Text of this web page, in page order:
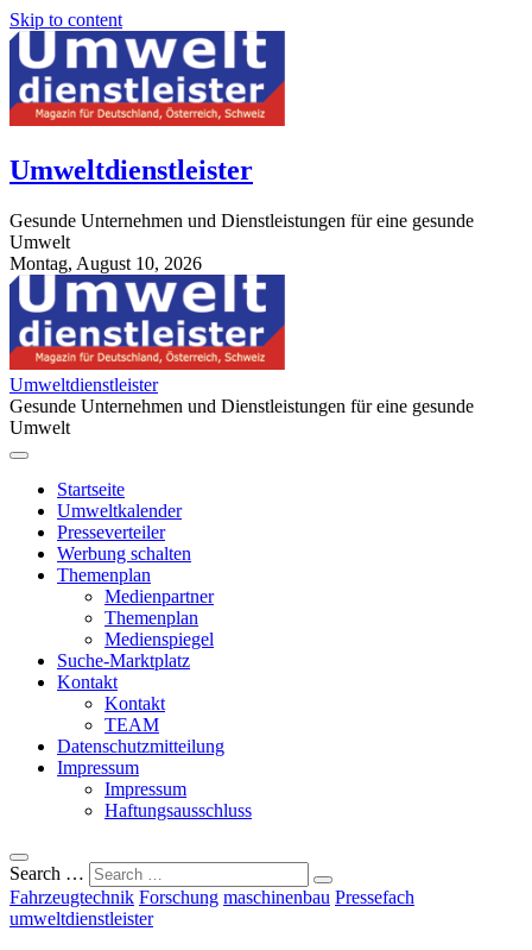
Skip to content
Umweltdienstleister
Gesunde Unternehmen und Dienstleistungen für eine gesunde
Umwelt
Montag, August 10, 2026
StuttgartApotheke.com
Umweltdienstleister
Gesunde Unternehmen und Dienstleistungen für eine gesunde
Umwelt
Startseite
Umweltkalender
Presseverteiler
Werbung schalten
Themenplan
Medienpartner
Themenplan
Medienspiegel
Suche-Marktplatz
Kontakt
Kontakt
TEAM
Datenschutzmitteilung
Impressum
Impressum
Haftungsausschluss
Search …
Fahrzeugtechnik Forschung maschinenbau Pressefach
umweltdienstleister